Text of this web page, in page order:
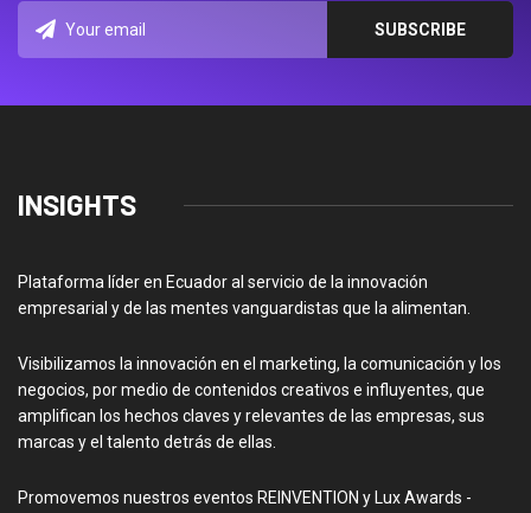
INSIGHTS
Plataforma líder en Ecuador al servicio de la innovación
empresarial y de las mentes vanguardistas que la alimentan.
Visibilizamos la innovación en el marketing, la comunicación y los
negocios, por medio de contenidos creativos e influyentes, que
amplifican los hechos claves y relevantes de las empresas, sus
marcas y el talento detrás de ellas.
Promovemos nuestros eventos REINVENTION y Lux Awards -